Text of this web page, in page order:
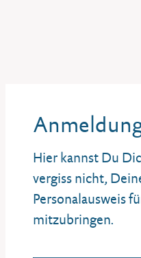
Hier kannst Du
vergiss nicht,
Personalausweis
mitzubringen.